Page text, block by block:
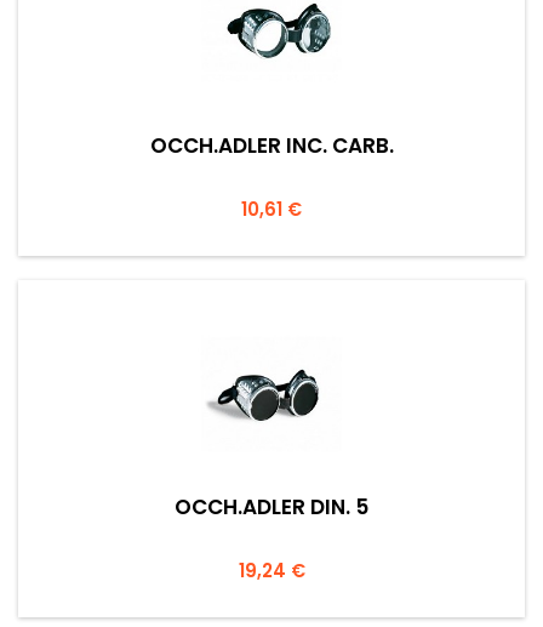
OCCH.ADLER INC. CARB.
Prezzo
10,61 €
OCCH.ADLER DIN. 5
Prezzo
19,24 €